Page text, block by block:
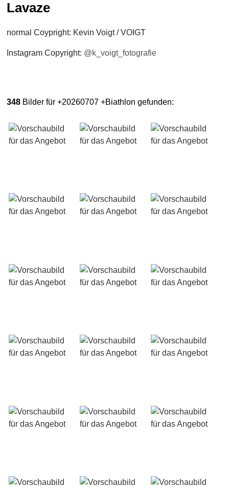
Lavaze
normal Coypright: Kevin Voigt / VOIGT
Instagram Copyright: @k_voigt_fotografie
348 Bilder für +20260707 +Biathlon gefunden: